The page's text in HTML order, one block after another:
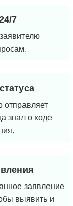
7
отправляет
знал о ходе
заявление
выявить и